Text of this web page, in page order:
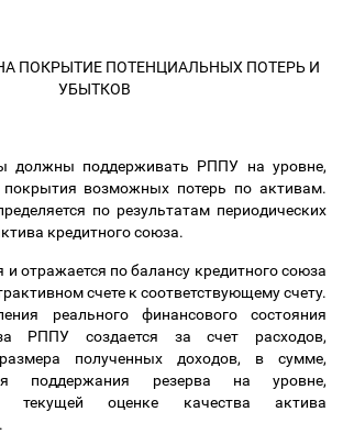
НА ПОКРЫТИЕ ПОТЕНЦИАЛЬНЫХ ПОТЕРЬ И
УБЫТКОВ
должны поддерживать РППУ на уровне,
покрытия возможных потерь по активам.
по результатам периодических
кредитного союза.
отражается по балансу кредитного союза
счете к соответствующему счету.
реального финансового состояния
РППУ создается за счет расходов,
полученных доходов, в сумме,
поддержания резерва на уровне,
текущей оценке качества актива